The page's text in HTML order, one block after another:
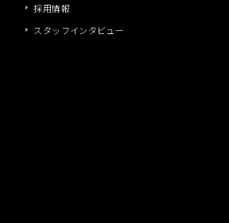
採用情報
スタッフインタビュー